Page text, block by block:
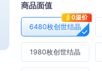
商品面值
6480枚创世结晶
1980枚创世结晶